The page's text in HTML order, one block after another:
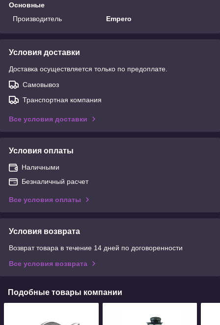
Основные
Производитель
Empero
Условия доставки
Доставка осуществляется только по предоплате.
Самовывоз
Транспортная компания
Все условия доставки
Условия оплаты
Наличными
Безналичный расчет
Все условия оплаты
Условия возврата
Возврат товара в течение 14 дней по договоренности
Все условия возврата
Подобные товары компании